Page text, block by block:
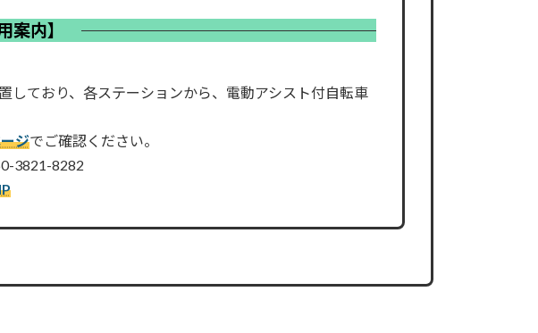
案内】
ており、各ステーションから、電動アシスト付自転車
ジでご確認ください。
3821-8282